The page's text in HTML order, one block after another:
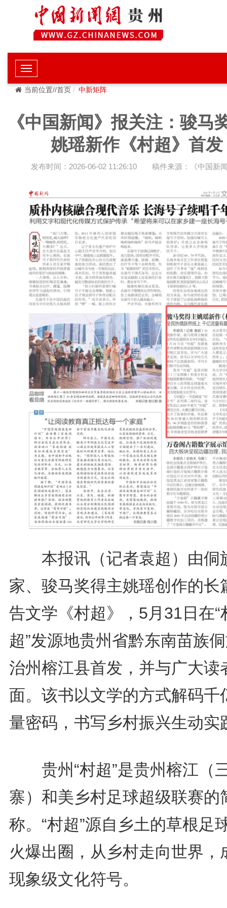
当前位置//首页 中新矩阵
《中国新闻》报关注：骏马
姚瑶新作《村超》首发
发布时间：2026-06-02 11:26:10 稿件来源：《中国新
本报讯（记者袁超）由侗
家、骏马奖得主姚瑶创作的长
告文学《村超》，5月31日在“
超”发源地贵州省黔东南苗族
治州榕江县首发，并与广大读
面。该书以文学的方式解码千
量密码，书写乡村振兴生动实
贵州“村超”是贵州榕江（
寨）和美乡村足球超级联赛的
称。“村超”源自乡土的草根足
火爆出圈，从乡村走向世界，
现象级文化符号。